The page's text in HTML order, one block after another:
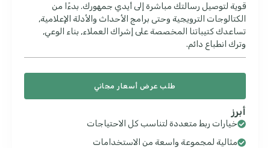
قوية لتوصيل رسالتك مباشرة إلى أيدي جمهورك. بدءًا من
الكتالوجات الترويجية وحتى برامج الأحداث والأدلة الإعلامية,
تساعدك كتيباتنا المخصصة على إشراك العملاء, بناء الوعي,
وترك انطباع دائم.
طلب عرض أسعار مجاني
أبرز
خيارات ربط متعددة لتناسب كل الاحتياجات
مثالية لمجموعة واسعة من الاستخدامات